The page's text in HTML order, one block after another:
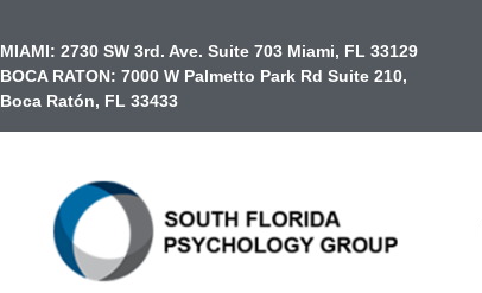
MIAMI: 2730 SW 3rd. Ave. Suite 703 Miami, FL 33129
BOCA RATON: 7000 W Palmetto Park Rd Suite 210,
Boca Ratón, FL 33433